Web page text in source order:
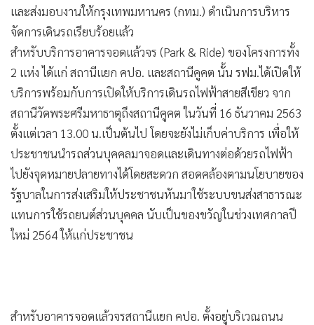
และส่งมอบงานให้กรุงเทพมหานคร (กทม.) ดำเนินการบริหาร
จัดการเดินรถเรียบร้อยแล้ว
สำหรับบริการอาคารจอดแล้วจร (Park & Ride) ของโครงการทั้ง
2 แห่ง ได้แก่ สถานีแยก คปอ. และสถานีคูคต นั้น รฟม.ได้เปิดให้
บริการพร้อมกับการเปิดให้บริการเดินรถไฟฟ้าสายสีเขียว จาก
สถานีวัดพระศรีมหาธาตุถึงสถานีคูคต ในวันที่ 16 ธันวาคม 2563
ตั้งแต่เวลา 13.00 น.เป็นต้นไป โดยจะยังไม่เก็บค่าบริการ เพื่อให้
ประชาชนนำรถส่วนบุคคลมาจอดและเดินทางต่อด้วยรถไฟฟ้า
ไปยังจุดหมายปลายทางได้โดยสะดวก สอดคล้องตามนโยบายของ
รัฐบาลในการส่งเสริมให้ประชาชนหันมาใช้ระบบขนส่งสาธารณะ
แทนการใช้รถยนต์ส่วนบุคคล นับเป็นของขวัญในช่วงเทศกาลปี
ใหม่ 2564 ให้แก่ประชาชน
สำหรับอาคารจอดแล้วจรสถานีแยก คปอ. ตั้งอยู่บริเวณถนน